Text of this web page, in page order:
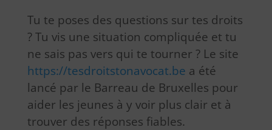
Tu te poses des questions sur tes droits
? Tu vis une situation compliquée et tu
ne sais pas vers qui te tourner ? Le site
https://tesdroitstonavocat.be a été
lancé par le Barreau de Bruxelles pour
aider les jeunes à y voir plus clair et à
trouver des réponses fiables.